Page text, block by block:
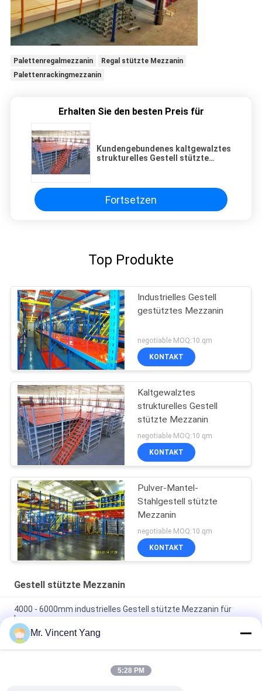
Palettenregalmezzanin
Regal stützte Mezzanin
Palettenrackingmezzanin
Erhalten Sie den besten Preis für
Kundengebundenes kaltgewalztes
strukturelles Gestell stützte
Fortsetzen
Top Produkte
Industrielles Gestell
gestütztes Mezzanin
negotiable MOQ:10 qm
KONTAKT
Kaltgewalztes
strukturelles Gestell
stützte Mezzanin
negotiable MOQ:10 qm
KONTAKT
Pulver-Mantel-
Stahlgestell stützte
Mezzanin
negotiable MOQ:10 qm
KONTAKT
Gestell stützte Mezzanin
4000 - 6000mm industrielles Gestell stützte Mezzanin für
Lager
Kundengebundenes kaltgewalztes strukturelles Gestell
stützte Mezzanin für Logistik
Pulver-Mantel-Stahlgestell stützte Mezzanin für
Mr. Vincent Yang
5:28 PM